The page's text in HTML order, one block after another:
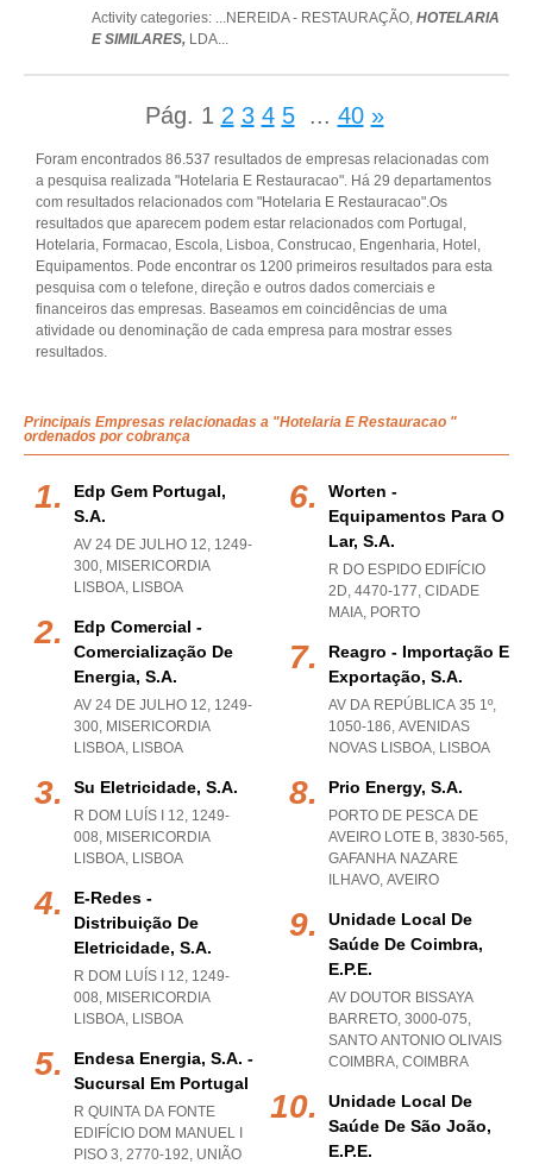
Activity categories: ...NEREIDA - RESTAURAÇÃO, HOTELARIA
E SIMILARES, LDA...
Pág. 1 2 3 4 5 ... 40 »
Foram encontrados 86.537 resultados de empresas relacionadas com
a pesquisa realizada "Hotelaria E Restauracao". Há 29 departamentos
com resultados relacionados com "Hotelaria E Restauracao".Os
resultados que aparecem podem estar relacionados com Portugal,
Hotelaria, Formacao, Escola, Lisboa, Construcao, Engenharia, Hotel,
Equipamentos. Pode encontrar os 1200 primeiros resultados para esta
pesquisa com o telefone, direção e outros dados comerciais e
financeiros das empresas. Baseamos em coincidências de uma
atividade ou denominação de cada empresa para mostrar esses
resultados.
Principais Empresas relacionadas a "Hotelaria E Restauracao "
ordenados por cobrança
Edp Gem Portugal,
S.a.
AV 24 DE JULHO 12, 1249-
300, MISERICORDIA
LISBOA, LISBOA
Edp Comercial -
Comercialização De
Energia, S.a.
AV 24 DE JULHO 12, 1249-
300, MISERICORDIA
LISBOA, LISBOA
Su Eletricidade, S.a.
R DOM LUÍS I 12, 1249-
008, MISERICORDIA
LISBOA, LISBOA
E-Redes -
Distribuição De
Eletricidade, S.a.
R DOM LUÍS I 12, 1249-
008, MISERICORDIA
LISBOA, LISBOA
Endesa Energia, S.a. -
Sucursal Em Portugal
R QUINTA DA FONTE
EDIFÍCIO DOM MANUEL I
PISO 3, 2770-192, UNIÃO
Worten -
Equipamentos Para O
Lar, S.a.
R DO ESPIDO EDIFÍCIO
2D, 4470-177, CIDADE
MAIA, PORTO
Reagro - Importação E
Exportação, S.a.
AV DA REPÚBLICA 35 1º,
1050-186, AVENIDAS
NOVAS LISBOA, LISBOA
Prio Energy, S.a.
PORTO DE PESCA DE
AVEIRO LOTE B, 3830-565,
GAFANHA NAZARE
ILHAVO, AVEIRO
Unidade Local De
Saúde De Coimbra,
E.p.e.
AV DOUTOR BISSAYA
BARRETO, 3000-075,
SANTO ANTONIO OLIVAIS
COIMBRA, COIMBRA
Unidade Local De
Saúde De São João,
E.p.e.